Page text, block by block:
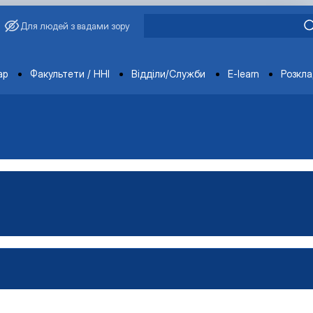
Для людей з вадами зору
Факультети / ННІ Відділи/Служби E-learn